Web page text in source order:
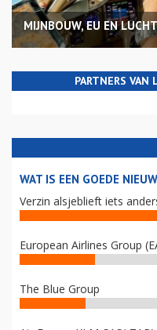
MIJNBOUW, EU EN
PARTNERS VAN
WAT IS EEN GOEDE
Verzin alsjeblieft iets
European Airlines Group
The Blue Group